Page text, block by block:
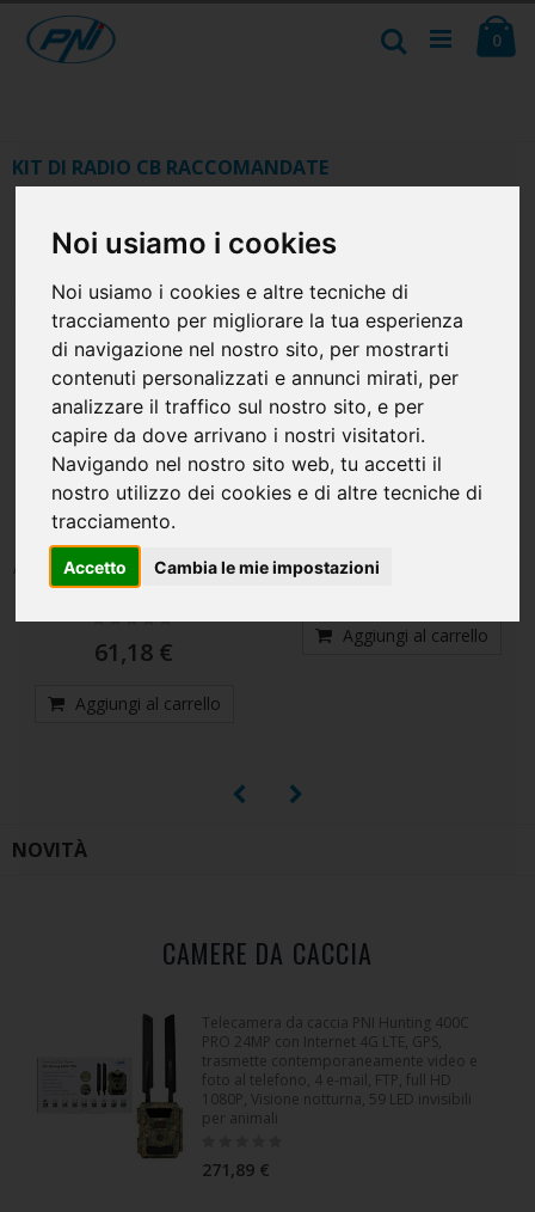
Noi usiamo i cookies
Noi usiamo i cookies e altre tecniche di
tracciamento per migliorare la tua esperienza
di navigazione nel nostro sito, per mostrarti
contenuti personalizzati e annunci mirati, per
analizzare il traffico sul nostro sito, e per
capire da dove arrivano i nostri visitatori.
Navigando nel nostro sito web, tu accetti il
nostro utilizzo dei cookies e di altre tecniche di
tracciamento.
Accetto Cambia le mie impostazioni
Salta
al
contenuto
0
Cerca
KIT DI RADIO CB RACCOMANDATE
Kit CB CBI PNI Escort 62 e PNI
Extra 48 con magnete incluso,
ASQ, guadagno RF
Rating:
0%
101,95 €
Stazione radio CB PNI Escort
HP 2020 monocanale 22
stazione più silenziosa.
45,31 €
NOVITÀ
CAMERE DA CACCIA
Telecamera da caccia PNI Hunting 400C
PRO 24MP con Internet 4G LTE, GPS,
trasmette contemporaneamente video e
foto al telefono, 4 e-mail, FTP, full HD
1080P, Visione notturna, 59 LED invisibili
per animali
271,89 €